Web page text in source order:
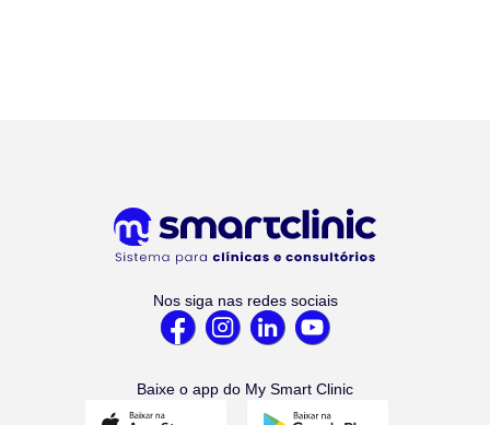
Nos siga nas redes sociais
Baixe o app do My Smart Clinic